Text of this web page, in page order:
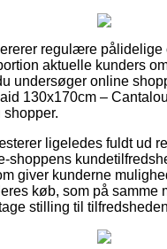
regulære pålidelige
aktuelle kunders
undersøger online
130x170cm –
shopper.
ligeledes fuldt ud
shoppens
giver kunderne
køb, som på samme
stilling til